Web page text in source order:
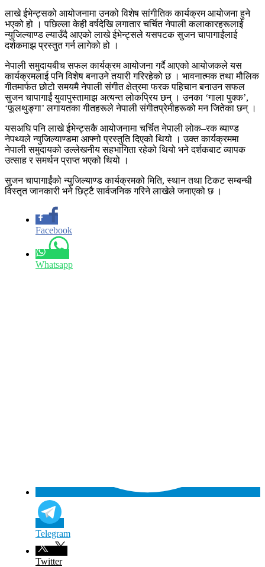
लाखे ईभेन्ट्सको आयोजनामा उनको विशेष सांगीतिक कार्यक्रम आयोजना हुने
भएको हो । पछिल्ला केही वर्षदेखि लगातार चर्चित नेपाली कलाकारहरूलाई
न्युजिल्याण्ड ल्याउँदै आएको लाखे ईभेन्ट्सले यसपटक सुजन चापागाईंलाई
दर्शकमाझ प्रस्तुत गर्न लागेको हो ।
नेपाली समुदायबीच सफल कार्यक्रम आयोजना गर्दै आएको आयोजकले यस
कार्यक्रमलाई पनि विशेष बनाउने तयारी गरिरहेको छ । भावनात्मक तथा मौलिक
गीतमार्फत छोटो समयमै नेपाली संगीत क्षेत्रमा फरक पहिचान बनाउन सफल
सुजन चापागाईं युवापुस्तामाझ अत्यन्त लोकप्रिय छन् । उनका ‘गाला पुक्क’,
‘फूलथुङ्गा’ लगायतका गीतहरूले नेपाली संगीतप्रेमीहरूको मन जितेका छन् ।
यसअघि पनि लाखे ईभेन्ट्सकै आयोजनामा चर्चित नेपाली लोक–रक ब्याण्ड
नेपथ्यले न्युजिल्याण्डमा आफ्नो प्रस्तुति दिएको थियो । उक्त कार्यक्रममा
नेपाली समुदायको उल्लेखनीय सहभागिता रहेको थियो भने दर्शकबाट व्यापक
उत्साह र समर्थन प्राप्त भएको थियो ।
सुजन चापागाईंको न्युजिल्याण्ड कार्यक्रमको मिति, स्थान तथा टिकट सम्बन्धी
विस्तृत जानकारी भने छिट्टै सार्वजनिक गरिने लाखेले जनाएको छ ।
Facebook
Whatsapp
Telegram
Twitter